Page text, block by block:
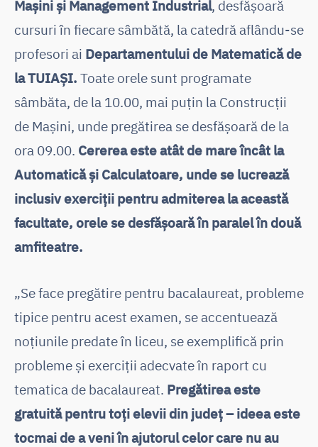
Mașini și Management Industrial, desfășoară
cursuri în fiecare sâmbătă, la catedră aflându-se
profesori ai Departamentului de Matematică de
la TUIAȘI. Toate orele sunt programate
sâmbăta, de la 10.00, mai puțin la Construcții
de Mașini, unde pregătirea se desfășoară de la
ora 09.00. Cererea este atât de mare încât la
Automatică și Calculatoare, unde se lucrează
inclusiv exerciții pentru admiterea la această
facultate, orele se desfășoară în paralel în două
amfiteatre.
„Se face pregătire pentru bacalaureat, probleme
tipice pentru acest examen, se accentuează
noțiunile predate în liceu, se exemplifică prin
probleme și exerciții adecvate în raport cu
tematica de bacalaureat. Pregătirea este
gratuită pentru toți elevii din județ – ideea este
tocmai de a veni în ajutorul celor care nu au